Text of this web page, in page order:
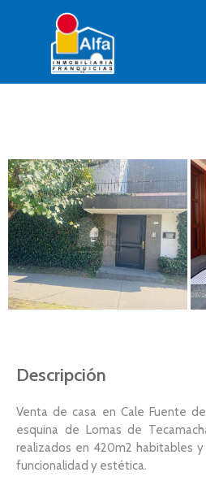
Descripción
Venta de casa en Cale Fuente
esquina de Lomas de
realizados en 420m2 habitables
funcionalidad y estética.